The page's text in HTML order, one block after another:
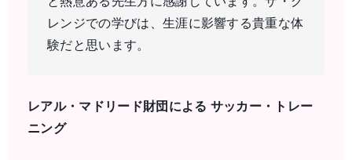
レンジでの学びは、生涯に影響する貴重な体
験だと思います。
レアル・マドリード財団による サッカー・トレー
ニング